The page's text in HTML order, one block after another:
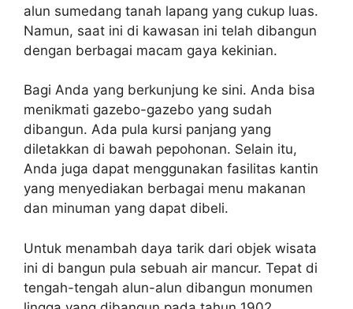
alun sumedang tanah lapang yang cukup luas.
Namun, saat ini di kawasan ini telah dibangun
dengan berbagai macam gaya kekinian.
Bagi Anda yang berkunjung ke sini. Anda bisa
menikmati gazebo-gazebo yang sudah
dibangun. Ada pula kursi panjang yang
diletakkan di bawah pepohonan. Selain itu,
Anda juga dapat menggunakan fasilitas kantin
yang menyediakan berbagai menu makanan
dan minuman yang dapat dibeli.
Untuk menambah daya tarik dari objek wisata
ini di bangun pula sebuah air mancur. Tepat di
tengah-tengah alun-alun dibangun monumen